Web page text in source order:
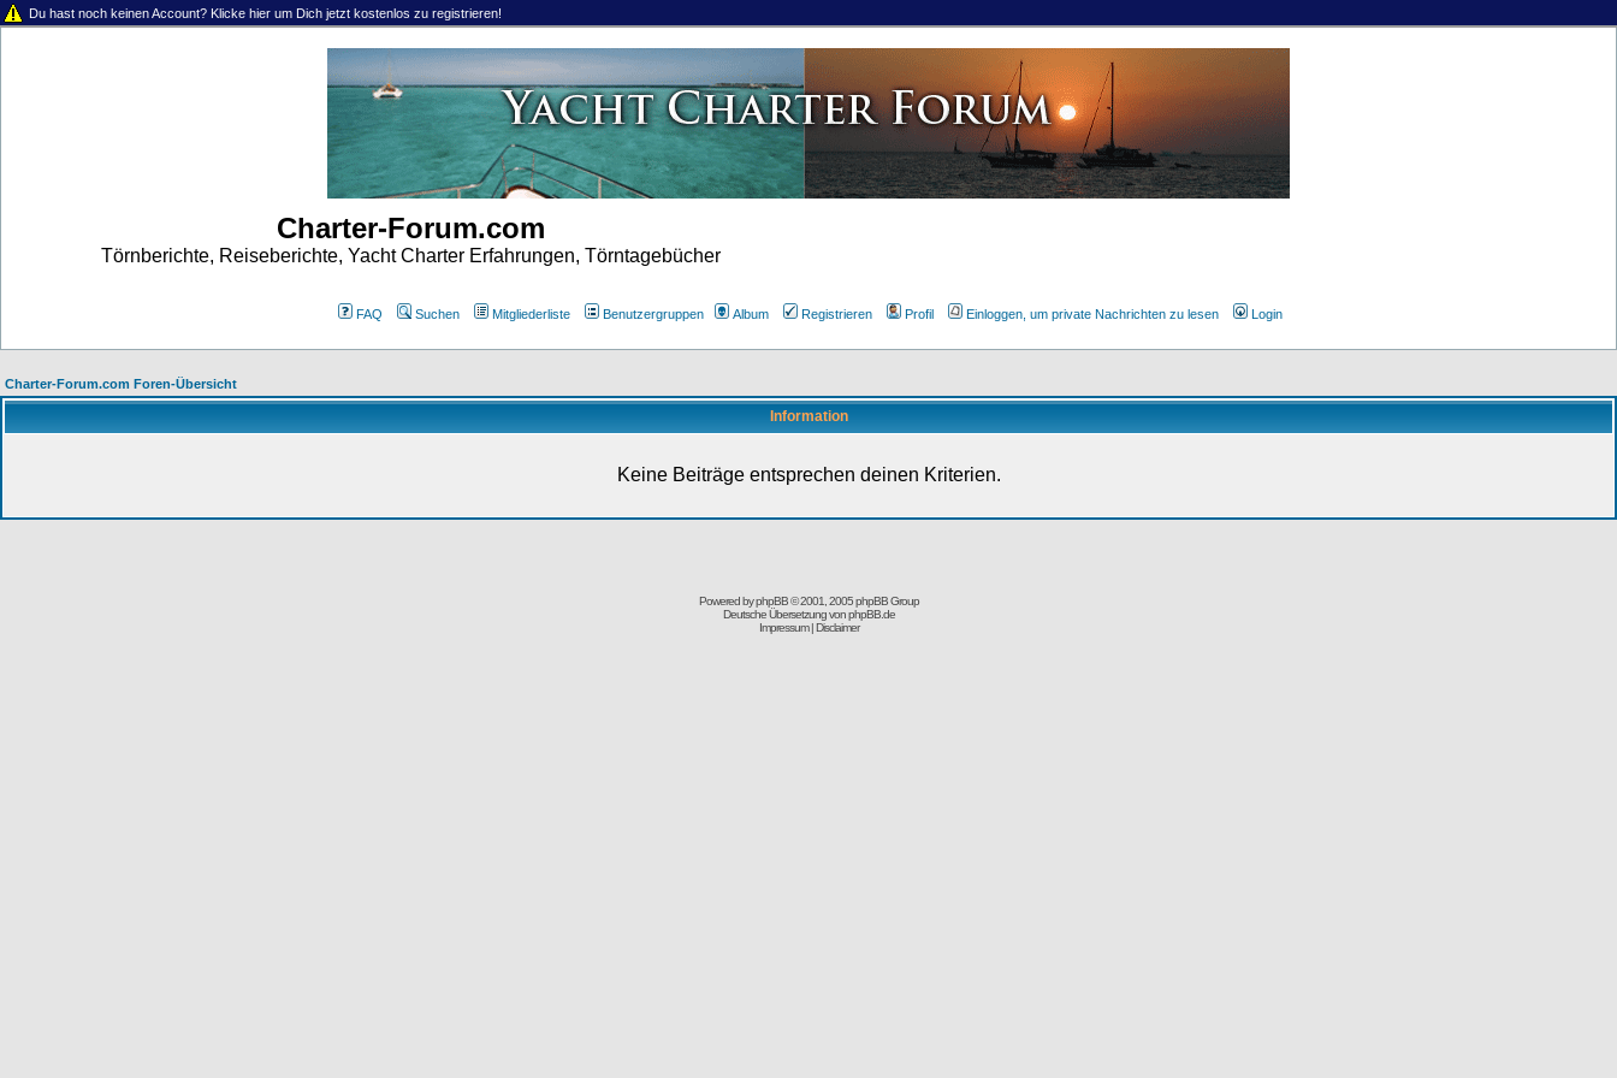
Du hast noch keinen Account? Klicke hier um Dich jetzt kostenlos zu registrieren!
Charter-Forum.com
Törnberichte, Reiseberichte, Yacht Charter Erfahrungen, Törntagebücher
FAQ Suchen Mitgliederliste Benutzergruppen Album Registrieren Profil Einloggen, um private Nachrichten zu lesen Login
Charter-Forum.com Foren-Übersicht
Information
Keine Beiträge entsprechen deinen Kriterien.
Powered byphpBB© 2001, 2005 phpBB Group
Deutsche Übersetzung vonphpBB.de
Impressum|Disclaimer